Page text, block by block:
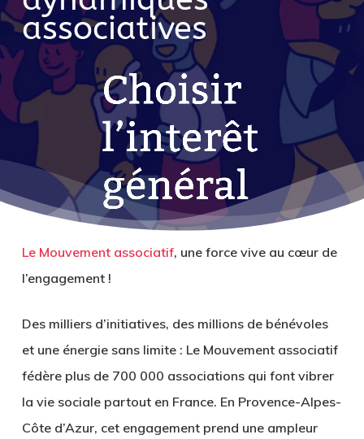
associatives
Le Mouvement associatif, une force vive au cœur de
l’engagement !
Des milliers d’initiatives, des millions de bénévoles
et une énergie sans limite : Le Mouvement associatif
fédère plus de 700 000 associationsqui font vibrer
la vie sociale partout en France. En Provence-Alpes-
Côte d’Azur, cet engagement prend une ampleur